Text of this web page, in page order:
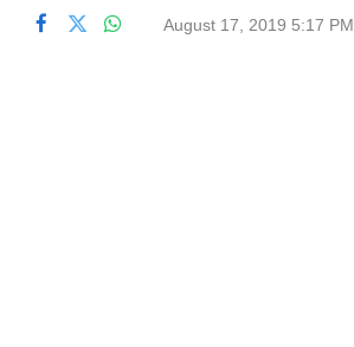
August 17, 2019 5:17 PM